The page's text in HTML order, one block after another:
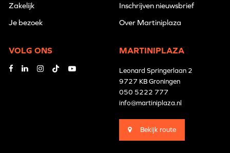
Zakelijk
Je bezoek
Inschrijven nieuwsbrief
Over Martiniplaza
VOLG ONS MARTINIPLAZA
Leonard Springerlaan 2
9727 KB Groningen
050 5222 777
info@martiniplaza.nl
Bekijk route